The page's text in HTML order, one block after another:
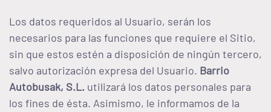
Los datos requeridos al Usuario, serán los
necesarios para las funciones que requiere el Sitio,
sin que estos estén a disposición de ningún tercero,
salvo autorización expresa del Usuario. Barrio
Autobusak, S.L. utilizará los datos personales para
los fines de ésta. Asimismo, le informamos de la